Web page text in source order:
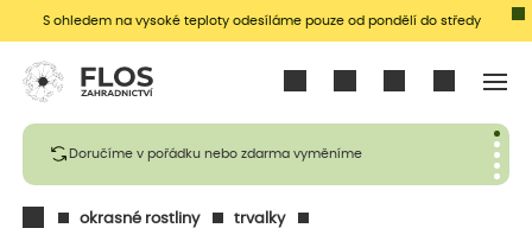
S ohledem na vysoké teploty odesíláme pouze od pondělí do středy
Doručíme v pořádku nebo zdarma vyměníme
okrasné rostliny
trvalky